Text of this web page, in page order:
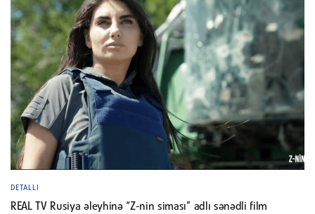
DETALLI
REAL TV Rusiya əleyhinə “Z-nin siması” adlı sənədli film